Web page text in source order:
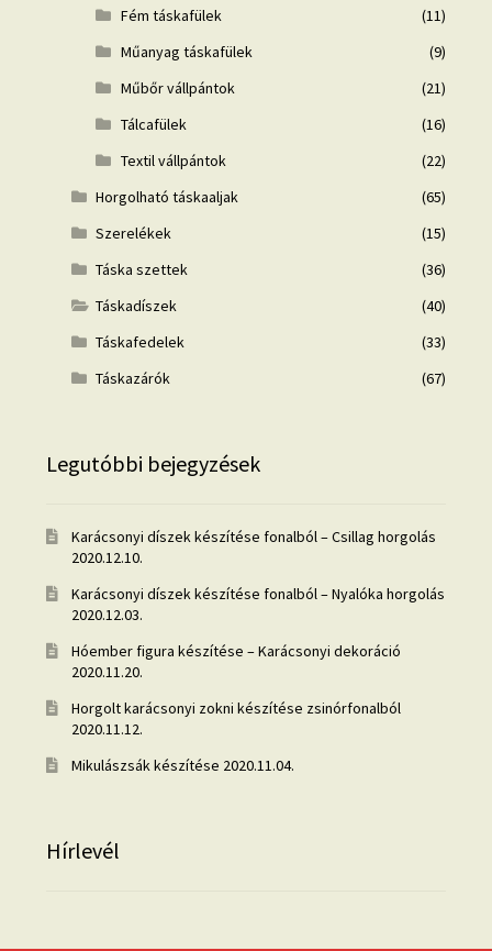
Fém táskafülek
(11)
Műanyag táskafülek
(9)
Műbőr vállpántok
(21)
Tálcafülek
(16)
Textil vállpántok
(22)
Horgolható táskaaljak
(65)
Szerelékek
(15)
Táska szettek
(36)
Táskadíszek
(40)
Táskafedelek
(33)
Táskazárók
(67)
Legutóbbi bejegyzések
Karácsonyi díszek készítése fonalból – Csillag horgolás
2020.12.10.
Karácsonyi díszek készítése fonalból – Nyalóka horgolás
2020.12.03.
Hóember figura készítése – Karácsonyi dekoráció
2020.11.20.
Horgolt karácsonyi zokni készítése zsinórfonalból
2020.11.12.
Mikulászsák készítése 2020.11.04.
Hírlevél